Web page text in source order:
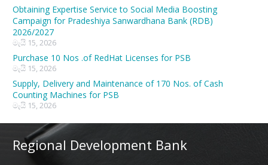
Obtaining Expertise Service to Social Media Boosting
Campaign for Pradeshiya Sanwardhana Bank (RDB)
2026/2027
මැයි 15, 2026
Purchase 10 Nos .of RedHat Licenses for PSB
මැයි 15, 2026
Supply, Delivery and Maintenance of 170 Nos. of Cash
Counting Machines for PSB
මැයි 15, 2026
Regional Development Bank